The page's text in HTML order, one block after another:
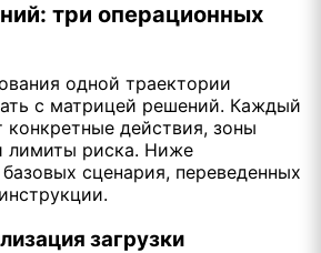
три операционных
одной траектории
с матрицей решений. Каждый
действия, зоны
лимиты риска. Ниже
сценария, переведенных
загрузки